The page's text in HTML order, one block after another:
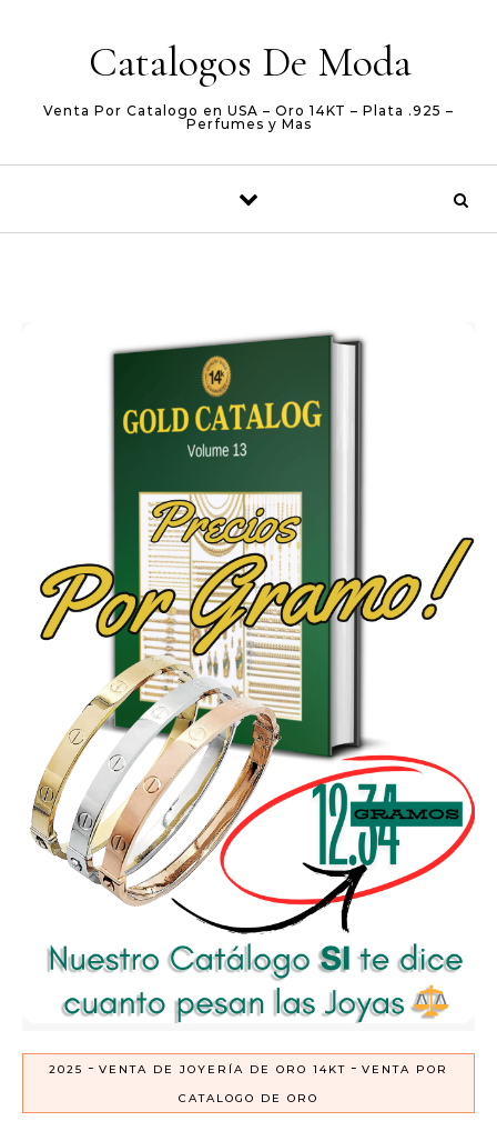
Catalogos De Moda
Venta Por Catalogo en USA – Oro 14KT – Plata .925 –
Perfumes y Mas
2025 - VENTA DE JOYERÍA DE ORO 14KT - VENTA POR
CATALOGO DE ORO